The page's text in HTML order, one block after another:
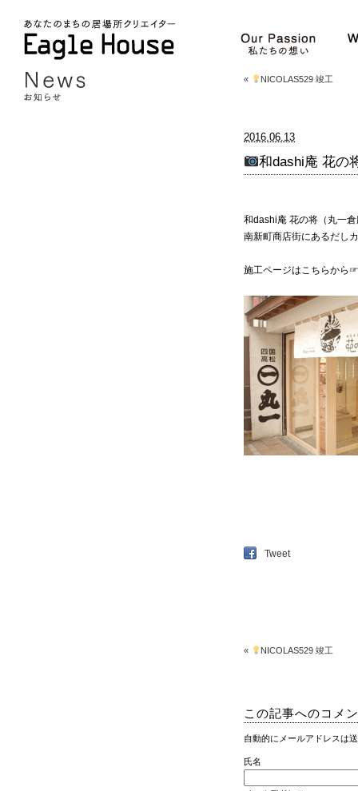
« NICOLAS529 竣工
2016.06.13
和dashi庵 花の
和dashi庵 花の将（丸一
南新町商店街にあるだし
施工ページはこちらから☞
Tweet
« NICOLAS529 竣工
この記事へのコメ
自動的にメールアドレスは
氏名